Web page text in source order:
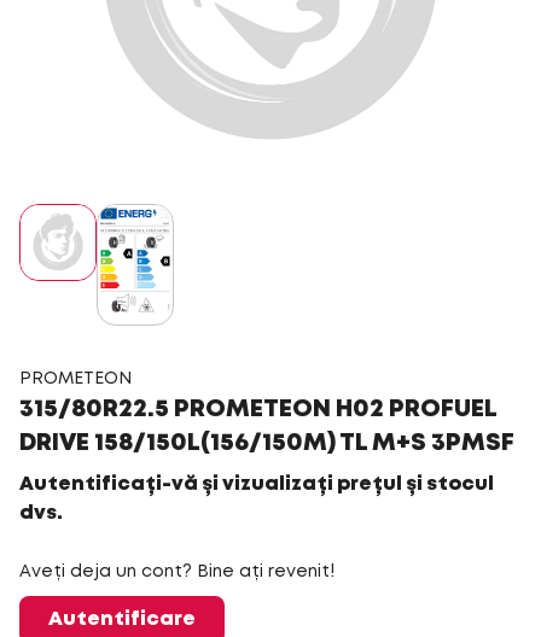
PROMETEON
315/80R22.5 PROMETEON H02 PROFUEL
DRIVE 158/150L(156/150M) TL M+S 3PMSF
Autentificați-vă și vizualizați prețul și stocul
dvs.
Aveți deja un cont? Bine ați revenit!
Autentificare